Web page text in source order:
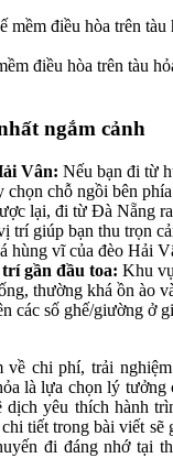
điều hòa trên tàu
ngắm cảnh
Vân: Nếu bạn đi từ
chọn chỗ ngồi bên phía
lại, đi từ Đà Nẵng
trí giúp bạn thu trọn
hùng vĩ của đèo Hải
gần đầu toa: Khu
thường khá ồn ào
các số ghế/giường ở
chi phí, trải
là lựa chọn lý tưởng
yêu thích hành
tiết trong bài viết sẽ
đi đáng nhớ tại